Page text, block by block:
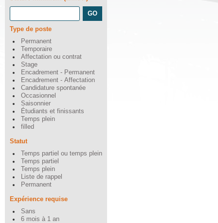
Type de poste
Permanent
Temporaire
Affectation ou contrat
Stage
Encadrement - Permanent
Encadrement - Affectation
Candidature spontanée
Occasionnel
Saisonnier
Étudiants et finissants
Temps plein
filled
Statut
Temps partiel ou temps plein
Temps partiel
Temps plein
Liste de rappel
Permanent
Expérience requise
Sans
6 mois à 1 an